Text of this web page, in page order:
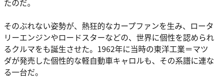
たのだ。
そのぶれない姿勢が、熱狂的なカープファンを生み、ロータ
リーエンジンやロードスターなどの、世界に個性を認められ
るクルマをも誕生させた。1962年に当時の東洋工業＝マツ
ダが発売した個性的な軽自動車キャロルも、その系譜に連な
る一台だ。